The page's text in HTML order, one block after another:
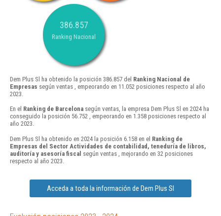
386.857
Ranking Nacional
Dem Plus Sl ha obtenido la posición 386.857 del Ranking Nacional de
Empresas según ventas , empeorando en 11.052 posiciones respecto al año
2023.
En el Ranking de Barcelona según ventas, la empresa Dem Plus Sl en 2024 ha
conseguido la posición 56.752 , empeorando en 1.358 posiciones respecto al
año 2023.
Dem Plus Sl ha obtenido en 2024 la posición 6.158 en el Ranking de
Empresas del Sector Actividades de contabilidad, teneduría de libros,
auditoría y asesoría fiscal según ventas , mejorando en 32 posiciones
respecto al año 2023.
Acceda a toda la información de Dem Plus Sl